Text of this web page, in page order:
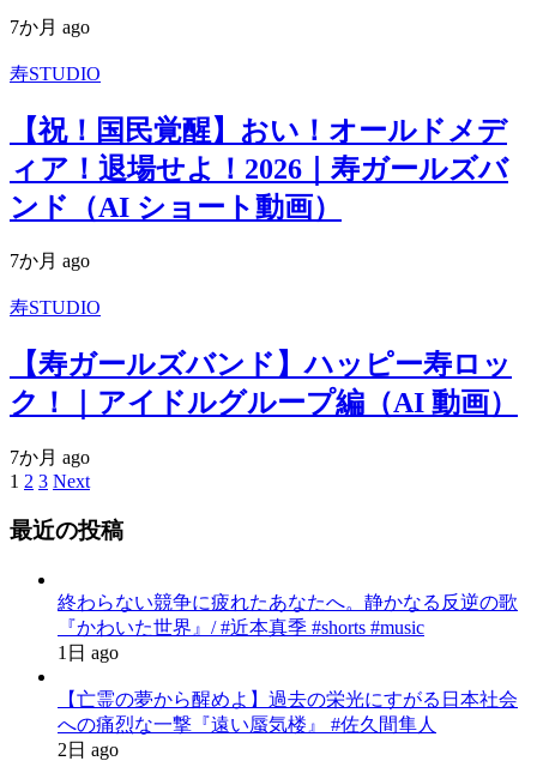
7か月 ago
寿STUDIO
【祝！国民覚醒】おい！オールドメデ
ィア！退場せよ！2026｜寿ガールズバ
ンド（AI ショート動画）
7か月 ago
寿STUDIO
【寿ガールズバンド】ハッピー寿ロッ
ク！｜アイドルグループ編（AI 動画）
7か月 ago
投
稿
1 2 3 Next
最近の投稿
終わらない競争に疲れたあなたへ。静かなる反逆の歌
『かわいた世界』/ #近本真季 #shorts #music
1日 ago
【亡霊の夢から醒めよ】過去の栄光にすがる日本社会
への痛烈な一撃『遠い蜃気楼』 #佐久間隼人
2日 ago